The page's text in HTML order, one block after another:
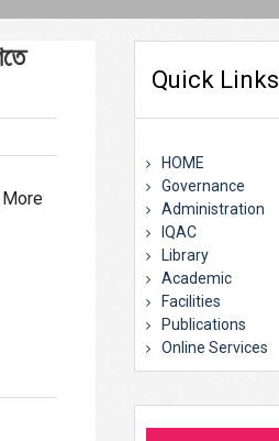
More
Quick Links
HOME
Governance
Administration
IQAC
Library
Academic
Facilities
Publications
Online Services